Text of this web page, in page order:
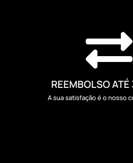

REEMBOLSO
A sua satisfação é o nosso